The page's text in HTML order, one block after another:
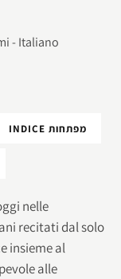
- Italiano
INDICE מפתחות
nelle
recitati dal solo
insieme al
alle